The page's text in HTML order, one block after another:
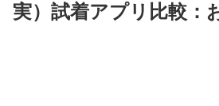
実）試着アプリ比較：